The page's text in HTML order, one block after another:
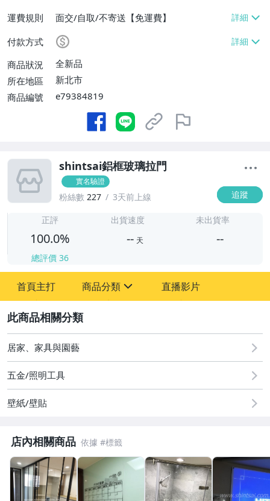
運費規則
面交/自取/不寄送【免運費】
付款方式
商品狀況
全新品
所在地區
新北市
商品編號
e79384819
shintsai鋁框玻璃拉門
實名驗證
粉絲數 227 3天前上線 追蹤
正評
100.0%
總評價 36
出貨速度
-- 天
未出貨率
--
首頁主打 商品分類
圖書/影音/文具
古董、藝術與礦石
直播影片
居家、家具與園藝
五金/照明工具
壁紙/壁貼
店內相關商品